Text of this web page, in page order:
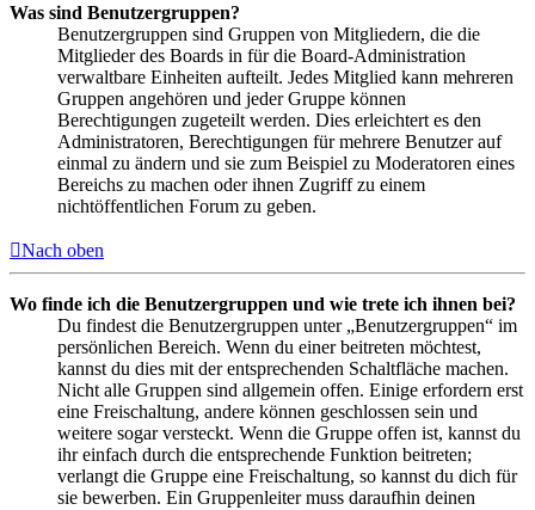
Was sind Benutzergruppen?
Benutzergruppen sind Gruppen von Mitgliedern, die die
Mitglieder des Boards in für die Board-Administration
verwaltbare Einheiten aufteilt. Jedes Mitglied kann mehreren
Gruppen angehören und jeder Gruppe können
Berechtigungen zugeteilt werden. Dies erleichtert es den
Administratoren, Berechtigungen für mehrere Benutzer auf
einmal zu ändern und sie zum Beispiel zu Moderatoren eines
Bereichs zu machen oder ihnen Zugriff zu einem
nichtöffentlichen Forum zu geben.
Nach oben
Wo finde ich die Benutzergruppen und wie trete ich ihnen bei?
Du findest die Benutzergruppen unter „Benutzergruppen“ im
persönlichen Bereich. Wenn du einer beitreten möchtest,
kannst du dies mit der entsprechenden Schaltfläche machen.
Nicht alle Gruppen sind allgemein offen. Einige erfordern erst
eine Freischaltung, andere können geschlossen sein und
weitere sogar versteckt. Wenn die Gruppe offen ist, kannst du
ihr einfach durch die entsprechende Funktion beitreten;
verlangt die Gruppe eine Freischaltung, so kannst du dich für
sie bewerben. Ein Gruppenleiter muss daraufhin deinen